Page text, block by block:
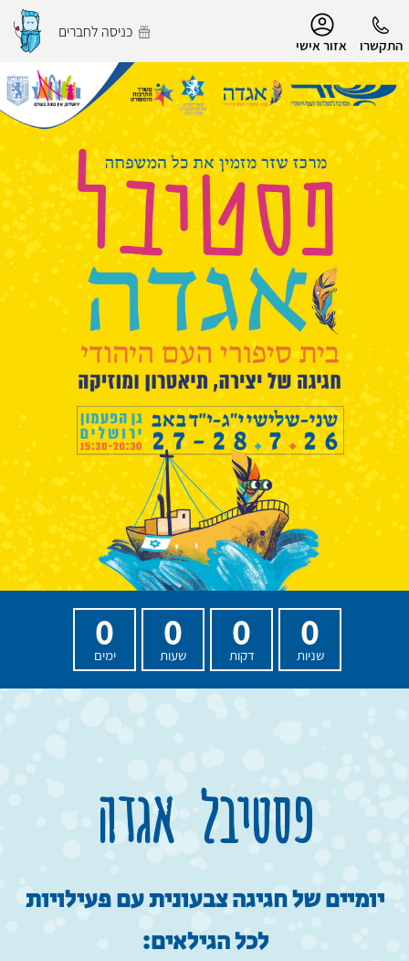
התקשרו אזור אישי
כניסה לחברים
הפרופיל שלי
התנתק
0
שניות
0
דקות
0
שעות
0
ימים
פסטיבל אגדה
יומייםשל חגיגה צבעונית עם פעילויות
לכל הגילאים: